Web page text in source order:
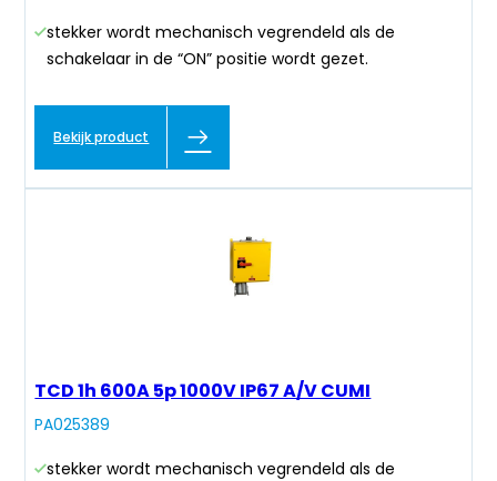
stekker wordt mechanisch vegrendeld als de
schakelaar in de “ON” positie wordt gezet.
Bekijk product
TCD 1h 600A 5p 1000V IP67 A/V CUMI
PA025389
stekker wordt mechanisch vegrendeld als de